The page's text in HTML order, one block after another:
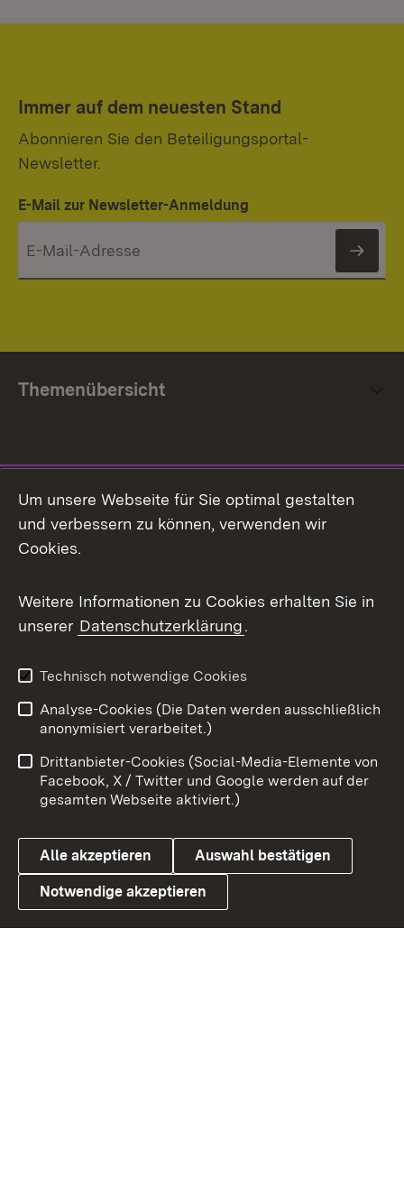
Immer auf dem neuesten Stand
Abonnieren Sie den Beteiligungsportal-
Newsletter.
E-Mail zur Newsletter-Anmeldung
Themenübersicht
Facebook
X / Twitter
Youtube
Link zum Landesportal
Impressum
Kontakt
Barrierefreiheit
Datenschutz
Cookies
Um unsere Webseite für Sie optimal gestalten
und verbessern zu können, verwenden wir
Cookies.
Weitere Informationen zu Cookies erhalten Sie in
unserer Datenschutzerklärung.
Technisch notwendige Cookies
Analyse-Cookies (Die Daten werden ausschließlich
anonymisiert verarbeitet.)
Drittanbieter-Cookies (Social-Media-Elemente von
Facebook, X / Twitter und Google werden auf der
gesamten Webseite aktiviert.)
Alle akzeptieren Auswahl bestätigen
Notwendige akzeptieren